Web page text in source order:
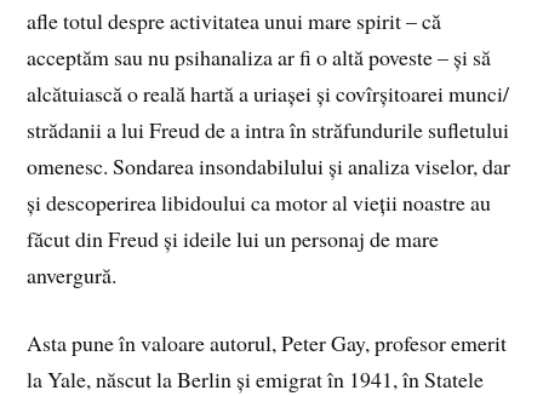
afle totul despre activitatea unui mare spirit – că
acceptăm sau nu psihanaliza ar fi o altă poveste – și să
alcătuiască o reală hartă a uriașei și covîrșitoarei munci/
strădanii a lui Freud de a intra în străfundurile sufletului
omenesc. Sondarea insondabilului și analiza viselor, dar
și descoperirea libidoului ca motor al vieții noastre au
făcut din Freud și ideile lui un personaj de mare
anvergură.
Asta pune în valoare autorul, Peter Gay, profesor emerit
la Yale, născut la Berlin și emigrat în 1941, în Statele